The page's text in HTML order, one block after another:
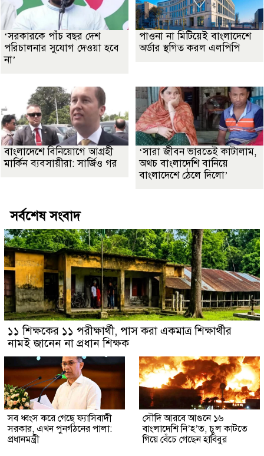
‘সরকারকে পাঁচ বছর দেশ
পরিচালনার সুযোগ দেওয়া হবে
না’
পাওনা না মিটিয়েই বাংলাদেশে
অর্ডার স্থগিত করল এলপিপি
বাংলাদেশে বিনিয়োগে আগ্রহী
মার্কিন ব্যবসায়ীরা: সার্জিও গর
‘সারা জীবন ভারতেই কাটালাম,
অথচ বাংলাদেশি বানিয়ে
বাংলাদেশে ঠেলে দিলো’
সর্বশেষ সংবাদ
১১ শিক্ষকের ১১ পরীক্ষার্থী, পাস করা একমাত্র শিক্ষার্থীর
নামই জানেন না প্রধান শিক্ষক
সব ধ্বংস করে গেছে ফ্যাসিবাদী
সরকার, এখন পুনর্গঠনের পালা:
প্রধানমন্ত্রী
সৌদি আরবে আগুনে ১৬
বাংলাদেশি নি’হ’ত, চুল কাটতে
গিয়ে বেঁচে গেছেন হাবিবুর